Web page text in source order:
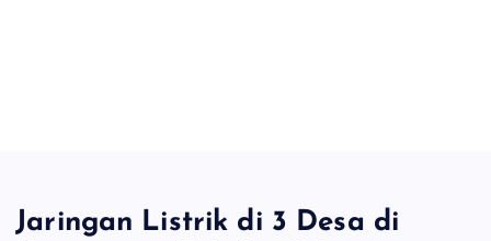
Jaringan Listrik di 3 Desa di